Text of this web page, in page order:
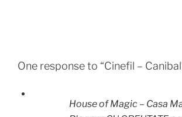
One response to “Cinefil –
House of Magic – Casa